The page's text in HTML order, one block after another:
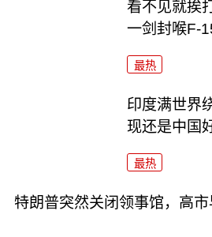
看不见就挨
一剑封喉F-
最热
印度满世界
现还是中国
最热
特朗普突然关闭领事馆，高